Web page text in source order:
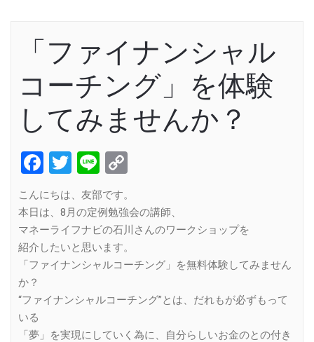
「ファイナンシャル
コーチング」を体験
してみませんか？
Facebook
Twitter
Line
こんにちは、友部です。
本日は、8月の定例勉強会の講師、
マネーライフナビの石川さんのワークショップを
紹介したいと思います。
「ファイナンシャルコーチング」を無料体験してみません
か？
“ファイナンシャルコーチング”とは、だれもが必ずもって
いる
「夢」を実現にしていく為に、自分らしいお金のとの付き